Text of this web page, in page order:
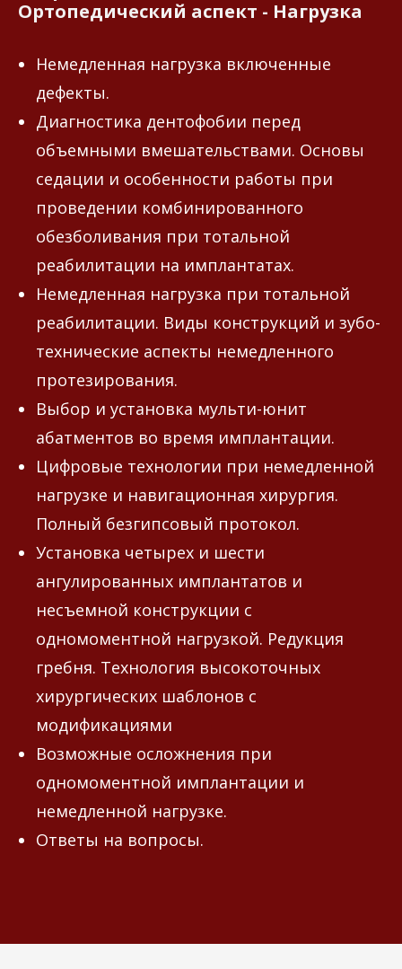
Ортопедический аспект - Нагрузка
Немедленная нагрузка включенные
дефекты.
Диагностика дентофобии перед
объемными вмешательствами. Основы
седации и особенности работы при
проведении комбинированного
обезболивания при тотальной
реабилитации на имплантатах.
Немедленная нагрузка при тотальной
реабилитации. Виды конструкций и зубо-
технические аспекты немедленного
протезирования.
Выбор и установка мульти-юнит
абатментов во время имплантации.
Цифровые технологии при немедленной
нагрузке и навигационная хирургия.
Полный безгипсовый протокол.
Установка четырех и шести
ангулированных имплантатов и
несъемной конструкции с
одномоментной нагрузкой. Редукция
гребня. Технология высокоточных
хирургических шаблонов с
модификациями
Возможные осложнения при
одномоментной имплантации и
немедленной нагрузке.
Ответы на вопросы.